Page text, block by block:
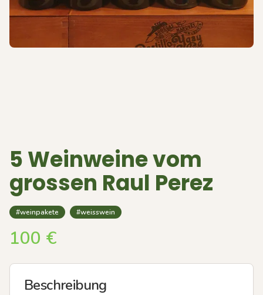
5 Weinweine vom
grossen Raul Perez
#weinpakete #weisswein
100 €
Beschreibung